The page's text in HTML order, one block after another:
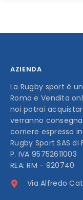
AZIENDA
La Rugby sport è
Roma e Vendita
noi potrai
verranno
corriere espresso
Rugby Sport SAS di
P. IVA 95752611003
REA: RM - 920740
Via Alfredo